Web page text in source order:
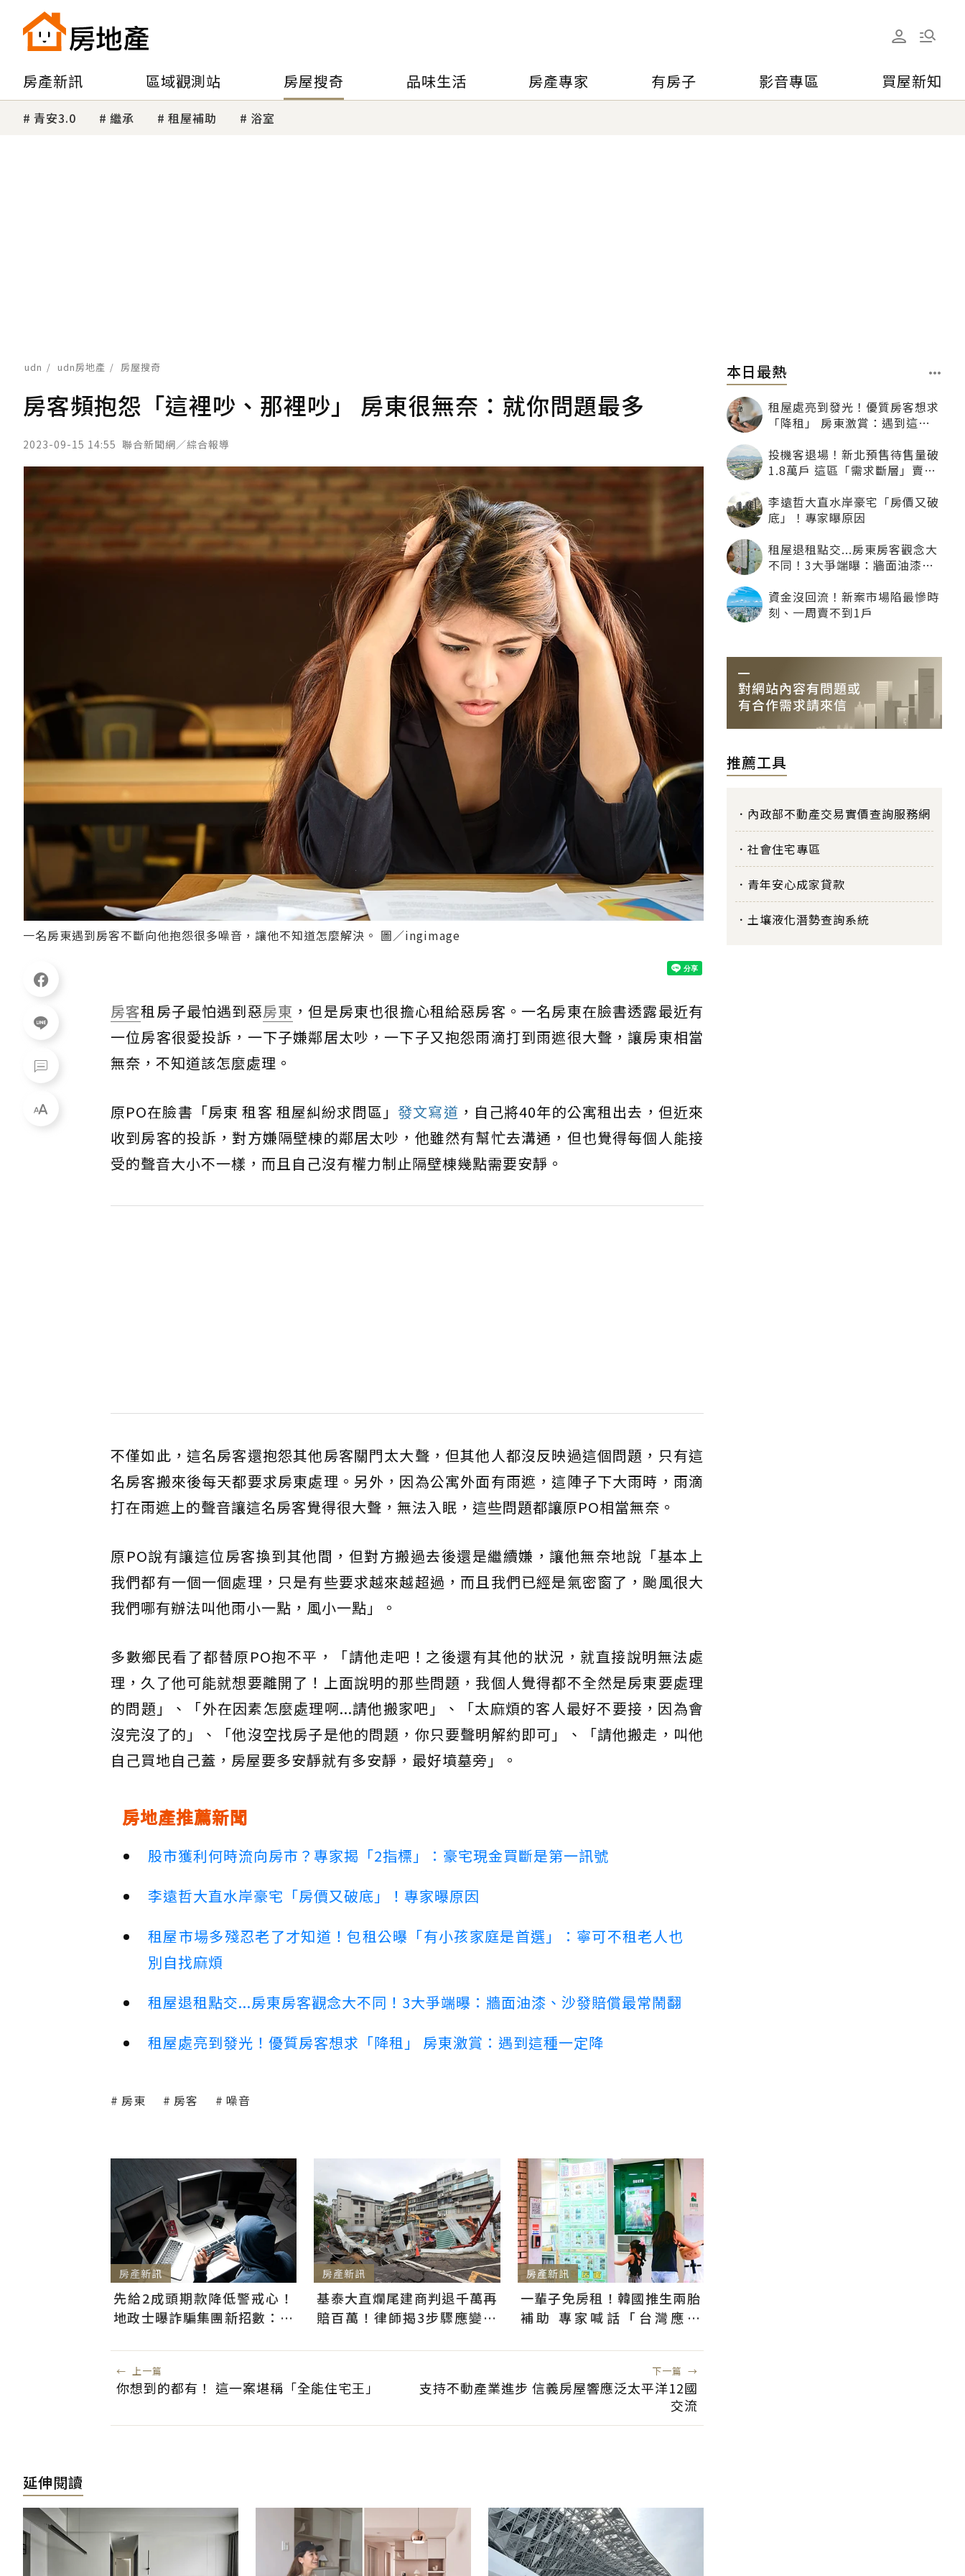
房產新訊 區域觀測站 房屋搜奇 品味生活 房產專家 有房子 影音專區 買屋新知
青安3.0 繼承 租屋補助 浴室
udn udn房地產 房屋搜奇
房客頻抱怨「這裡吵、那裡吵」 房東很無奈：就你問題最多
2023-09-15 14:55 聯合新聞網／綜合報導
一名房東遇到房客不斷向他抱怨很多噪音，讓他不知道怎麼解決。 圖／ingimage
房客租房子最怕遇到惡房東 ，但是房東也很擔心租給惡房客。一名房東在臉書透露最近有
一位房客很愛投訴，一下子嫌鄰居太吵，一下子又抱怨雨滴打到雨遮很大聲，讓房東相當
無奈，不知道該怎麼處理。
原PO在臉書「房東 租客 租屋糾紛求問區」 發文寫道 ，自己將40年的公寓租出去，但近來
收到房客的投訴，對方嫌隔壁棟的鄰居太吵，他雖然有幫忙去溝通，但也覺得每個人能接
受的聲音大小不一樣，而且自己沒有權力制止隔壁棟幾點需要安靜。
不僅如此，這名房客還抱怨其他房客關門太大聲，但其他人都沒反映過這個問題，只有這
名房客搬來後每天都要求房東處理。另外，因為公寓外面有雨遮，這陣子下大雨時，雨滴
打在雨遮上的聲音讓這名房客覺得很大聲，無法入眠，這些問題都讓原PO相當無奈。
原PO說有讓這位房客換到其他間，但對方搬過去後還是繼續嫌，讓他無奈地說「基本上
我們都有一個一個處理，只是有些要求越來越超過，而且我們已經是氣密窗了，颱風很大
我們哪有辦法叫他雨小一點，風小一點」。
多數鄉民看了都替原PO抱不平，「請他走吧！之後還有其他的狀況，就直接說明無法處
理，久了他可能就想要離開了！上面說明的那些問題，我個人覺得都不全然是房東要處理
的問題」、「外在因素怎麼處理啊...請他搬家吧」、「太麻煩的客人最好不要接，因為會
沒完沒了的」、「他沒空找房子是他的問題，你只要聲明解約即可」、「請他搬走，叫他
自己買地自己蓋，房屋要多安靜就有多安靜，最好墳墓旁」。
房地產推薦新聞
股市獲利何時流向房市？專家揭「2指標」：豪宅現金買斷是第一訊號
李遠哲大直水岸豪宅「房價又破底」！專家曝原因
租屋市場多殘忍老了才知道！包租公曝「有小孩家庭是首選」：寧可不租老人也
別自找麻煩
租屋退租點交...房東房客觀念大不同！3大爭端曝：牆面油漆、沙發賠償最常鬧翻
租屋處亮到發光！優質房客想求「降租」 房東激賞：遇到這種一定降
房東 房客 噪音
房產新訊
先給2成頭期款降低警戒心！
地政士曝詐騙集團新招數：偷
房產新訊
基泰大直爛尾建商判退千萬再
賠百萬！律師揭3步驟應變：
房產新訊
一輩子免房租！韓國推生兩胎
補助 專家喊話「台灣應學
← 上一篇
你想到的都有！ 這一案堪稱「全能住宅王」
下一篇 →
支持不動產業進步 信義房屋響應泛太平洋12國
交流
延伸閱讀
本日最熱
租屋處亮到發光！優質房客想求
「降租」 房東激賞：遇到這種
投機客退場！新北預售待售量破
1.8萬戶 這區「需求斷層」賣壓
李遠哲大直水岸豪宅「房價又破
底」！專家曝原因
租屋退租點交...房東房客觀念大
不同！3大爭端曝：牆面油漆、
資金沒回流！新案市場陷最慘時
刻、一周賣不到1戶
推薦工具
內政部不動產交易實價查詢服務網
社會住宅專區
青年安心成家貸款
土壤液化潛勢查詢系統